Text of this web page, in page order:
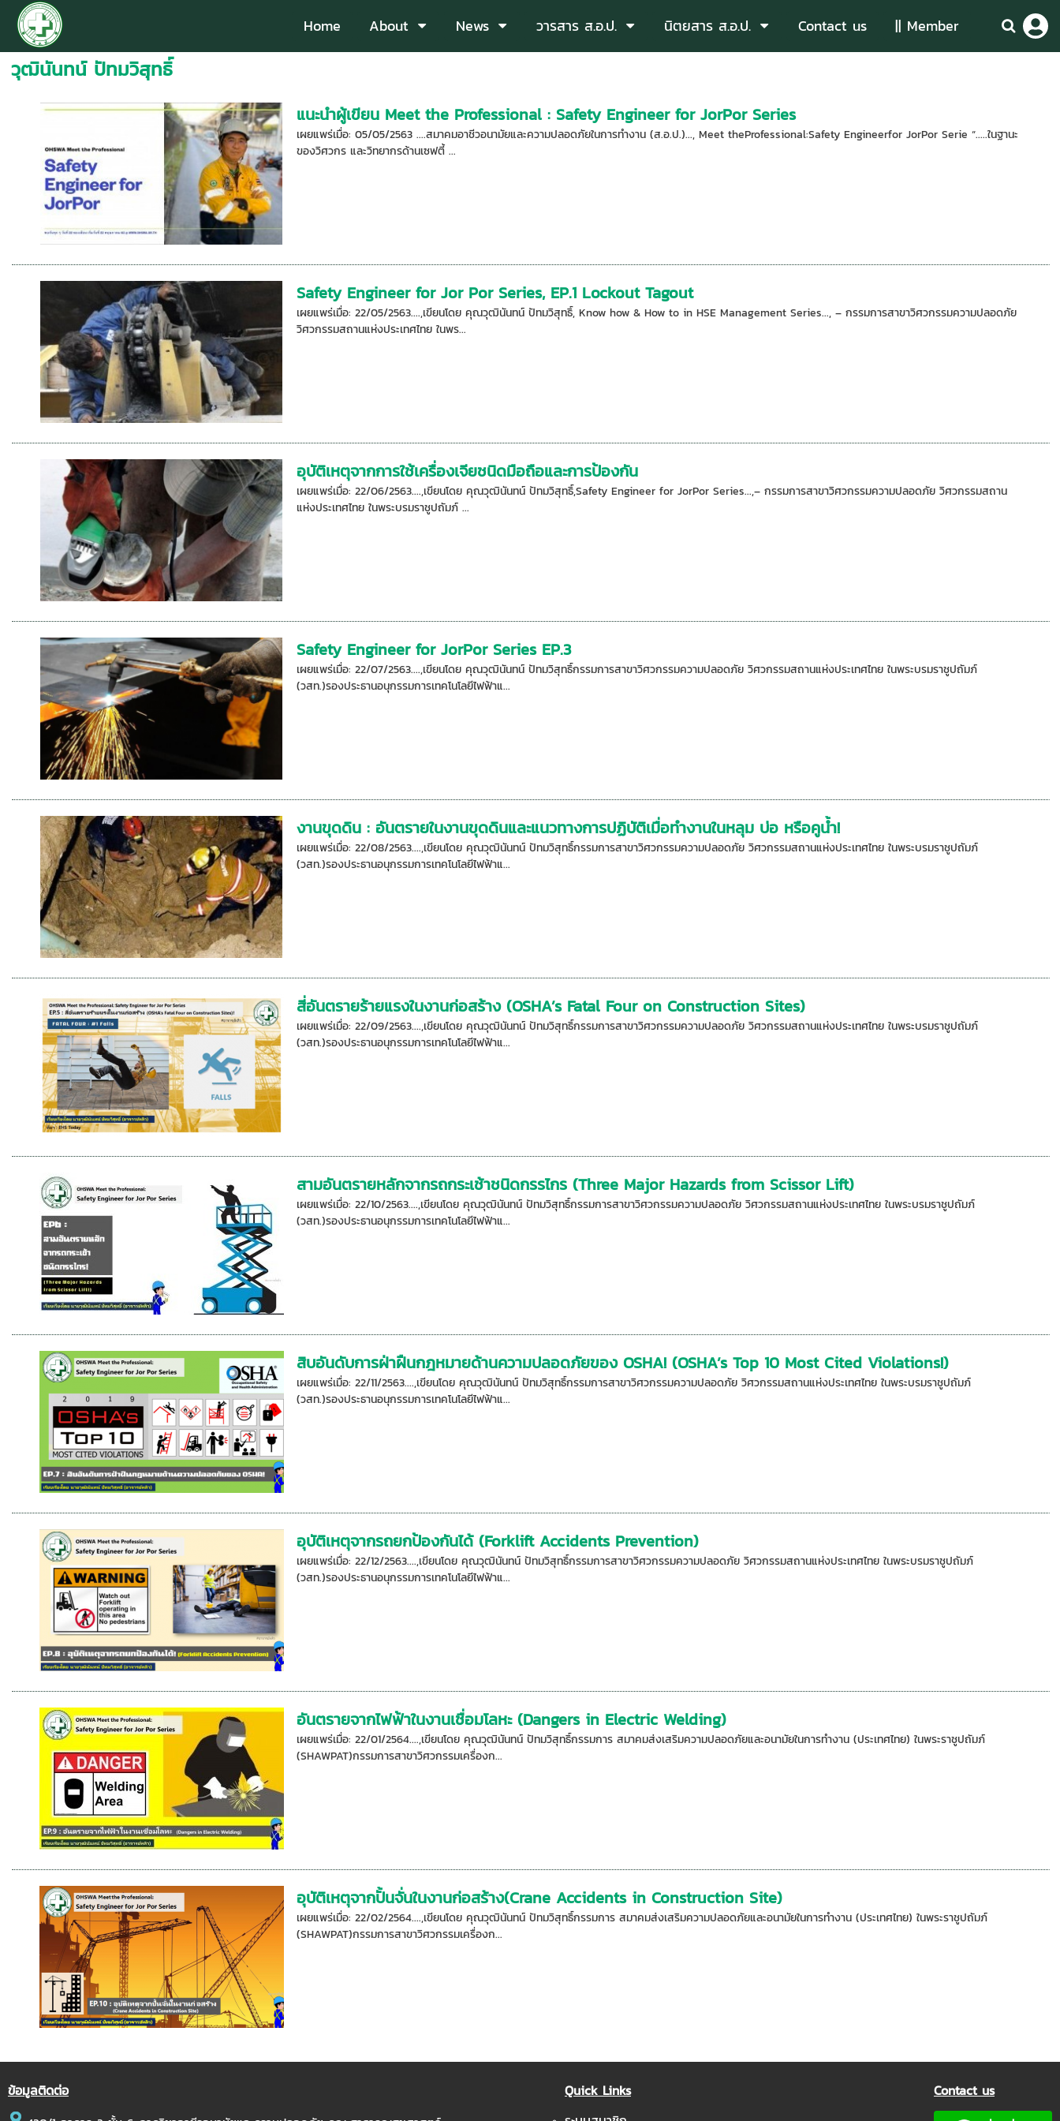
Home About News วารสาร ส.อ.ป. นิตยสาร ส.อ.ป. Contact us || Member
วุฒินันทน์ ปัทมวิสุทธิ์
แนะนำผู้เขียน Meet the Professional : Safety Engineer for JorPor Series
เผยแพร่เมื่อ: 05/05/2563 ....สมาคมอาชีวอนามัยและความปลอดภัยในการทำงาน (ส.อ.ป.)..., Meet theProfessional:Safety Engineerfor JorPor Serie “.....ในฐานะ
ของวิศวกร และวิทยากรด้านเซฟตี้ ...
Safety Engineer for Jor Por Series, EP.1 Lockout Tagout
เผยแพร่เมื่อ: 22/05/2563....,เขียนโดย คุณวุฒินันทน์ ปัทมวิสุทธิ์, Know how & How to in HSE Management Series..., – กรรมการสาขาวิศวกรรมความปลอดภัย
วิศวกรรมสถานแห่งประเทศไทย ในพร...
อุบัติเหตุจากการใช้เครื่องเจียชนิดมือถือและการป้องกัน
เผยแพร่เมื่อ: 22/06/2563....,เขียนโดย คุณวุฒินันทน์ ปัทมวิสุทธิ์,Safety Engineer for JorPor Series...,– กรรมการสาขาวิศวกรรมความปลอดภัย วิศวกรรมสถาน
แห่งประเทศไทย ในพระบรมราชูปถัมภ์ ...
Safety Engineer for JorPor Series EP.3
เผยแพร่เมื่อ: 22/07/2563....,เขียนโดย คุณวุฒินันทน์ ปัทมวิสุทธิ์กรรมการสาขาวิศวกรรมความปลอดภัย วิศวกรรมสถานแห่งประเทศไทย ในพระบรมราชูปถัมภ์
(วสท.)รองประธานอนุกรรมการเทคโนโลยีไฟฟ้าแ...
งานขุดดิน : อันตรายในงานขุดดินและแนวทางการปฏิบัติเมื่อทำงานในหลุม บ่อ หรือคูน้ำ!
เผยแพร่เมื่อ: 22/08/2563....,เขียนโดย คุณวุฒินันทน์ ปัทมวิสุทธิ์กรรมการสาขาวิศวกรรมความปลอดภัย วิศวกรรมสถานแห่งประเทศไทย ในพระบรมราชูปถัมภ์
(วสท.)รองประธานอนุกรรมการเทคโนโลยีไฟฟ้าแ...
สี่อันตรายร้ายแรงในงานก่อสร้าง (OSHA’s Fatal Four on Construction Sites)
เผยแพร่เมื่อ: 22/09/2563....,เขียนโดย คุณวุฒินันทน์ ปัทมวิสุทธิ์กรรมการสาขาวิศวกรรมความปลอดภัย วิศวกรรมสถานแห่งประเทศไทย ในพระบรมราชูปถัมภ์
(วสท.)รองประธานอนุกรรมการเทคโนโลยีไฟฟ้าแ...
สามอันตรายหลักจากรถกระเช้าชนิดกรรไกร (Three Major Hazards from Scissor Lift)
เผยแพร่เมื่อ: 22/10/2563....,เขียนโดย คุณวุฒินันทน์ ปัทมวิสุทธิ์กรรมการสาขาวิศวกรรมความปลอดภัย วิศวกรรมสถานแห่งประเทศไทย ในพระบรมราชูปถัมภ์
(วสท.)รองประธานอนุกรรมการเทคโนโลยีไฟฟ้าแ...
สิบอันดับการฝ่าฝืนกฎหมายด้านความปลอดภัยของ OSHA! (OSHA’s Top 10 Most Cited Violations!)
เผยแพร่เมื่อ: 22/11/2563....,เขียนโดย คุณวุฒินันทน์ ปัทมวิสุทธิ์กรรมการสาขาวิศวกรรมความปลอดภัย วิศวกรรมสถานแห่งประเทศไทย ในพระบรมราชูปถัมภ์
(วสท.)รองประธานอนุกรรมการเทคโนโลยีไฟฟ้าแ...
อุบัติเหตุจากรถยกป้องกันได้ (Forklift Accidents Prevention)
เผยแพร่เมื่อ: 22/12/2563....,เขียนโดย คุณวุฒินันทน์ ปัทมวิสุทธิ์กรรมการสาขาวิศวกรรมความปลอดภัย วิศวกรรมสถานแห่งประเทศไทย ในพระบรมราชูปถัมภ์
(วสท.)รองประธานอนุกรรมการเทคโนโลยีไฟฟ้าแ...
อันตรายจากไฟฟ้าในงานเชื่อมโลหะ (Dangers in Electric Welding)
เผยแพร่เมื่อ: 22/01/2564....,เขียนโดย คุณวุฒินันทน์ ปัทมวิสุทธิ์กรรมการ สมาคมส่งเสริมความปลอดภัยและอนามัยในการทำงาน (ประเทศไทย) ในพระราชูปถัมภ์
(SHAWPAT)กรรมการสาขาวิศวกรรมเครื่องก...
อุบัติเหตุจากปั้นจั่นในงานก่อสร้าง(Crane Accidents in Construction Site)
เผยแพร่เมื่อ: 22/02/2564....,เขียนโดย คุณวุฒินันทน์ ปัทมวิสุทธิ์กรรมการ สมาคมส่งเสริมความปลอดภัยและอนามัยในการทำงาน (ประเทศไทย) ในพระราชูปถัมภ์
(SHAWPAT)กรรมการสาขาวิศวกรรมเครื่องก...
ข้อมูลติดต่อ
Quick Links
Contact us